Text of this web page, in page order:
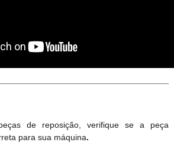
de reposição, verifique se a peça
para sua máquina.